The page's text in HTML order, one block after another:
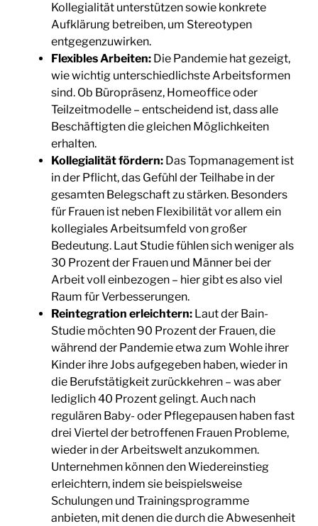
Kollegialität unterstützen sowie konkrete
Aufklärung betreiben, um Stereotypen
entgegenzuwirken.
Flexibles Arbeiten: Die Pandemie hat gezeigt,
wie wichtig unterschiedlichste Arbeitsformen
sind. Ob Büropräsenz, Homeoffice oder
Teilzeitmodelle – entscheidend ist, dass alle
Beschäftigten die gleichen Möglichkeiten
erhalten.
Kollegialität fördern: Das Topmanagement ist
in der Pflicht, das Gefühl der Teilhabe in der
gesamten Belegschaft zu stärken. Besonders
für Frauen ist neben Flexibilität vor allem ein
kollegiales Arbeitsumfeld von großer
Bedeutung. Laut Studie fühlen sich weniger als
30 Prozent der Frauen und Männer bei der
Arbeit voll einbezogen – hier gibt es also viel
Raum für Verbesserungen.
Reintegration erleichtern: Laut der Bain-
Studie möchten 90 Prozent der Frauen, die
während der Pandemie etwa zum Wohle ihrer
Kinder ihre Jobs aufgegeben haben, wieder in
die Berufstätigkeit zurückkehren – was aber
lediglich 40 Prozent gelingt. Auch nach
regulären Baby- oder Pflegepausen haben fast
drei Viertel der betroffenen Frauen Probleme,
wieder in der Arbeitswelt anzukommen.
Unternehmen können den Wiedereinstieg
erleichtern, indem sie beispielsweise
Schulungen und Trainingsprogramme
anbieten, mit denen die durch die Abwesenheit